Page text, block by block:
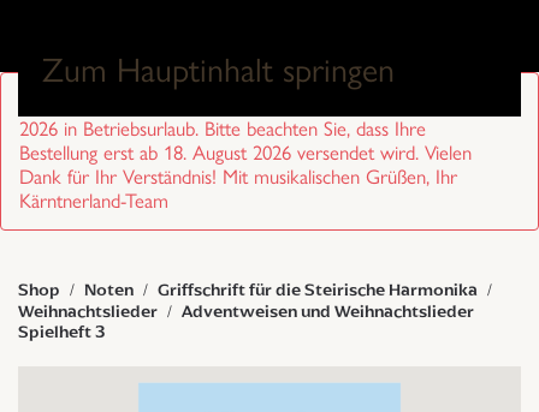
Zum Hauptinhalt springen
2026 in Betriebsurlaub. Bitte beachten Sie, dass Ihre
Bestellung erst ab 18. August 2026 versendet wird. Vielen
Dank für Ihr Verständnis! Mit musikalischen Grüßen, Ihr
Kärntnerland-Team
Shop Noten
Griffschrift für die Steirische Harmonika
Weihnachtslieder
Adventweisen und Weihnachtslieder
Spielheft 3